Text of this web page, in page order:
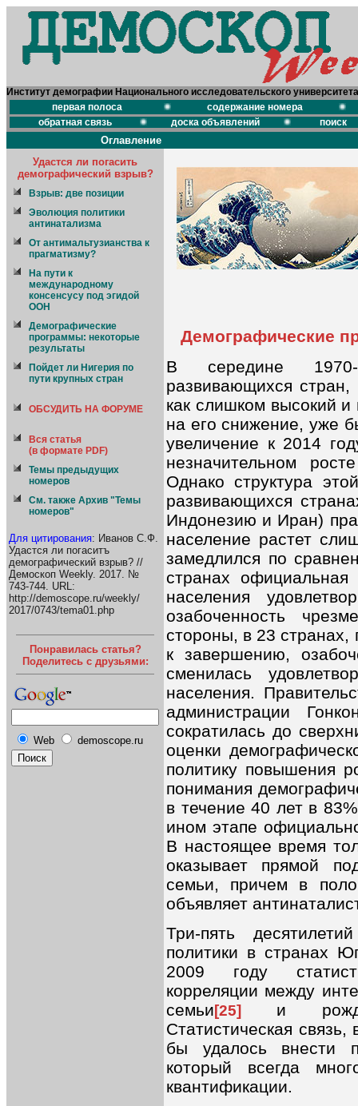
Институт демографии Национального исследовательского
первая полоса
содержание номера
обратная связь
доска объявлений поиск
Оглавление
Удастся ли погасить
демографический взрыв?
Взрыв: две позиции
Эволюция политики
антинатализма
От антимальтузианства к
прагматизму?
На пути к
международному
консенсусу под эгидой
ООН
Демографические
программы: некоторые
результаты
Пойдет ли Нигерия по
пути крупных стран
ОБСУДИТЬ НА ФОРУМЕ
Вся статья
(в формате PDF)
Темы предыдущих
номеров
См. также Архив "Темы
номеров"
Для цитирования: Иванов С.Ф.
Удастся ли погаситъ
демографический взрыв? //
Демоскоп Weekly. 2017. №
743-744. URL:
http://demoscope.ru/weekly/
2017/0743/tema01.php
Понравилась статья?
Поделитесь с друзьями:
Web demoscope.ru
Демографические
В середине 1970-
развивающихся
как слишком высокий
на его снижение, уже
увеличение к 2014
незначительном
Однако структура
развивающихся
Индонезию и Иран)
население растет
замедлился по
странах
населения
озабоченность
стороны, в 23 странах,
к завершению,
сменилась
населения.
администрации
сократилась до
оценки
политику повышения
понимания
в течение 40 лет в
ином этапе
В настоящее время
оказывает прямой
семьи, причем в
объявляет
Три-пять
политики в странах
2009 году
корреляции между
семьи[25]
и
Статистическая
бы удалось внести
который всегда
квантификации.